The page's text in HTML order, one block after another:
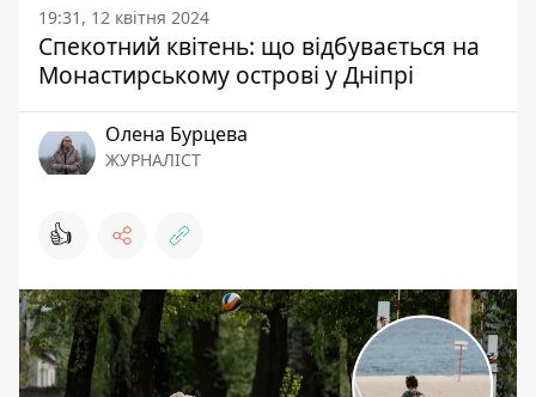
19:31, 12 квітня 2024
Спекотний квітень: що відбувається на
Монастирському острові у Дніпрі
Олена Бурцева
ЖУРНАЛІСТ
👍